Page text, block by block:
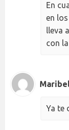
En
en
lleva
con
Ya te